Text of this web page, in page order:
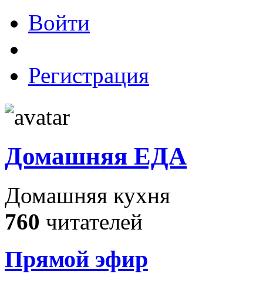
Войти
Регистрация
Домашняя ЕДА
Домашняя кухня
760 читателей
Прямой эфир